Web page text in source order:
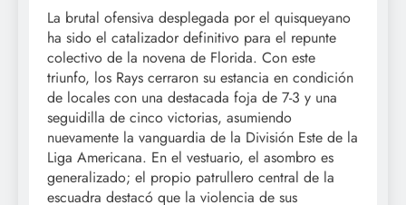
La brutal ofensiva desplegada por el quisqueyano
ha sido el catalizador definitivo para el repunte
colectivo de la novena de Florida. Con este
triunfo, los Rays cerraron su estancia en condición
de locales con una destacada foja de 7-3 y una
seguidilla de cinco victorias, asumiendo
nuevamente la vanguardia de la División Este de la
Liga Americana. En el vestuario, el asombro es
generalizado; el propio patrullero central de la
escuadra destacó que la violencia de sus